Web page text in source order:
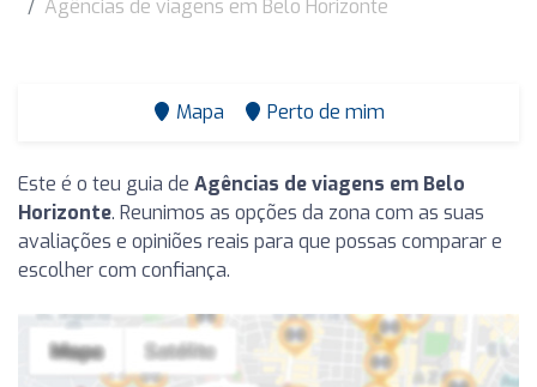
Agências de viagens em Belo Horizonte
Mapa Perto de mim
Este é o teu guia de Agências de viagens em Belo
Horizonte. Reunimos as opções da zona com as suas
avaliações e opiniões reais para que possas comparar e
escolher com confiança.